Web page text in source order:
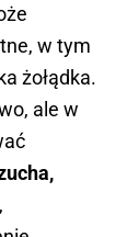
w tym
żołądka.
ale w